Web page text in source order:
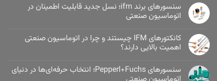
سنسورهای برند ifm؛ نسل جدید قابلیت اطمینان در
اتوماسیون صنعتی
کانکتورهای IFM چیستند و چرا در اتوماسیون صنعتی
اهمیت بالایی دارند؟
سنسورهای Pepperl+Fuchs؛ انتخاب حرفه‌ای‌ها در دنیای